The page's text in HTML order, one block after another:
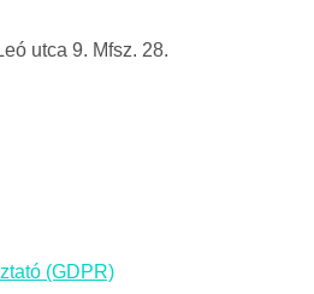
utca 9. Mfsz. 28.
(GDPR)